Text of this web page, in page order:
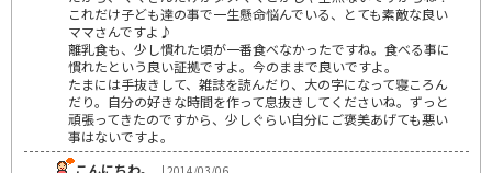
これだけ子ども達の事で一生懸命悩んでいる、とても素敵な良い
ママさんですよ♪
離乳食も、少し慣れた頃が一番食べなかったですね。食べる事に
慣れたという良い証拠ですよ。今のままで良いですよ。
たまには手抜きして、雑誌を読んだり、大の字になって寝ころん
だり。自分の好きな時間を作って息抜きしてくださいね。ずっと
頑張ってきたのですから、少しぐらい自分にご褒美あげても悪い
事はないですよ。
こんにちわ。